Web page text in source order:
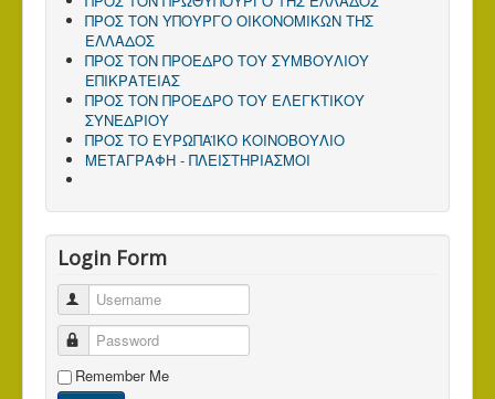
ΠΡΟΣ TΟΝ ΥΠΟΥΡΓΟ ΟΙΚΟΝΟΜΙΚΩΝ ΤΗΣ
ΕΛΛΑΔΟΣ
ΠΡΟΣ ΤΟΝ ΠΡΟΕΔΡΟ ΤΟΥ ΣΥΜΒΟΥΛΙΟΥ
ΕΠΙΚΡΑΤΕΙΑΣ
ΠΡΟΣ ΤΟΝ ΠΡΟΕΔΡΟ ΤΟΥ ΕΛΕΓΚΤΙΚΟΥ
ΣΥΝΕΔΡΙΟΥ
ΠΡΟΣ ΤΟ ΕΥΡΩΠΑΪΚΟ ΚΟΙΝΟΒΟΥΛΙΟ
ΜΕΤΑΓΡΑΦΗ - ΠΛΕΙΣΤΗΡΙΑΣΜΟΙ
Login Form
Username
Password
Remember Me